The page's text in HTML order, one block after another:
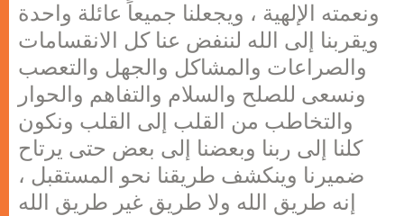
ونعمته الإلهية ، ويجعلنا جميعاً عائلة واحدة
ويقربنا إلى الله لننفض عنا كل الانقسامات
والصراعات والمشاكل والجهل والتعصب
ونسعى للصلح والسلام والتفاهم والحوار
والتخاطب من القلب إلى القلب ونكون
كلنا إلى ربنا وبعضنا إلى بعض حتى يرتاح
ضميرنا وينكشف طريقنا نحو المستقبل ،
إنه طريق الله ولا طريق غير طريق الله